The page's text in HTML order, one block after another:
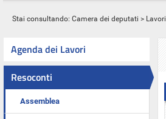
Stai consultando: Camera dei deputati > Lavori
Agenda dei Lavori
Resoconti
Assemblea